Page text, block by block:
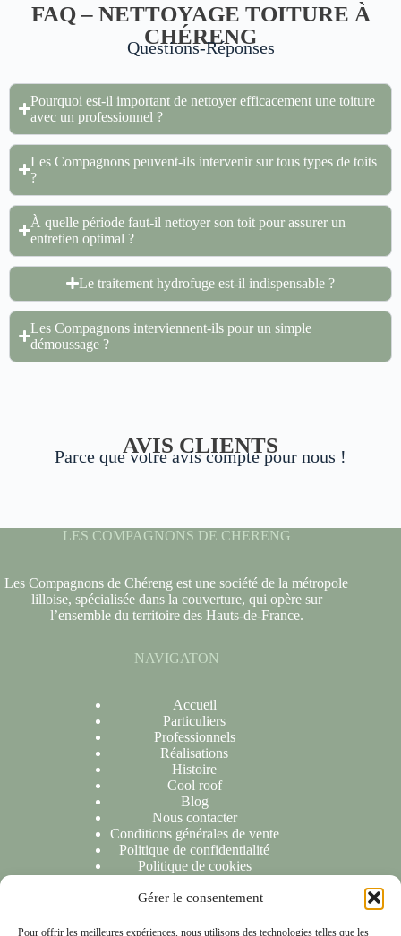
Gérer le consentement
Pour offrir les meilleures expériences, nous utilisons des technologies telles que les
FAQ – NETTOYAGE TOITURE À
CHÉRENG
Questions-Réponses
Pourquoi est-il important de nettoyer efficacement une toiture
avec un professionnel ?
Les Compagnons peuvent-ils intervenir sur tous types de toits
?
À quelle période faut-il nettoyer son toit pour assurer un
entretien optimal ?
Le traitement hydrofuge est-il indispensable ?
Les Compagnons interviennent-ils pour un simple
démoussage ?
AVIS CLIENTS
Parce que votre avis compte pour nous !
LES COMPAGNONS DE CHERENG
Les Compagnons de Chéreng est une société de la métropole
lilloise, spécialisée dans la couverture, qui opère sur
l’ensemble du territoire des Hauts-de-France.
NAVIGATON
Accueil
Particuliers
Professionnels
Réalisations
Histoire
Cool roof
Blog
Nous contacter
Conditions générales de vente
Politique de confidentialité
Politique de cookies